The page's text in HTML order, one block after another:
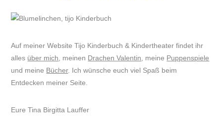
Auf meiner Website Tijo Kinderbuch & Kindertheater findet ihr
alles über mich , meinen Drachen Valentin , meine Puppenspiele
und meine Bücher. Ich wünsche euch viel Spaß beim
Entdecken meiner Seite.
Eure Tina Birgitta Lauffer